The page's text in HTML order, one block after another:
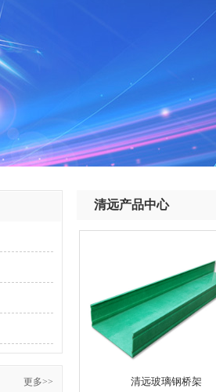
更多>>
清远产品中心
清远玻璃钢桥架